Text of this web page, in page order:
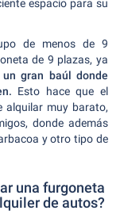
espacio para su
de menos de 9
de 9 plazas, ya
un gran baúl donde
Esto hace que el
alquilar muy barato,
donde además
y otro tipo de
una furgoneta
de autos?